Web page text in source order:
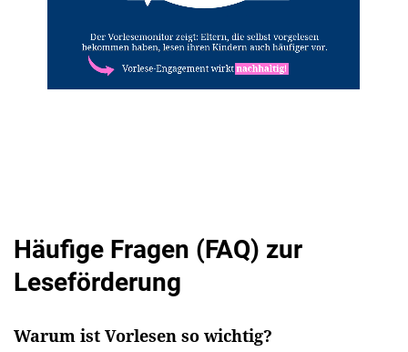
Häufige Fragen (FAQ) zur
Leseförderung
Warum ist Vorlesen so wichtig?